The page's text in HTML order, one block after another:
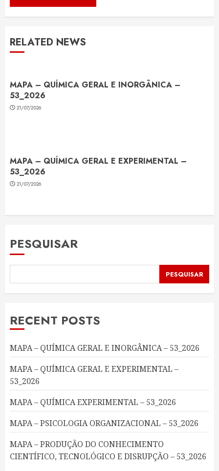
RELATED NEWS
MAPA – QUÍMICA GERAL E INORGÂNICA –
53_2026
21/07/2026
MAPA – QUÍMICA GERAL E EXPERIMENTAL –
53_2026
21/07/2026
PESQUISAR
PESQUISAR
RECENT POSTS
MAPA – QUÍMICA GERAL E INORGÂNICA – 53_2026
MAPA – QUÍMICA GERAL E EXPERIMENTAL –
53_2026
MAPA – QUÍMICA EXPERIMENTAL – 53_2026
MAPA – PSICOLOGIA ORGANIZACIONAL – 53_2026
MAPA – PRODUÇÃO DO CONHECIMENTO
CIENTÍFICO, TECNOLÓGICO E DISRUPÇÃO – 53_2026